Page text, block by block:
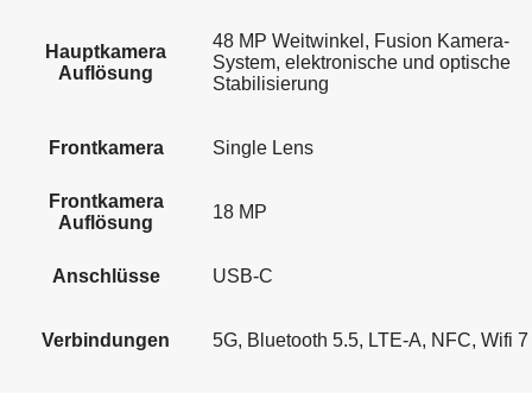
Hauptkamera
Auflösung
48 MP Weitwinkel, Fusion Kamera-
System, elektronische und optische
Stabilisierung
Frontkamera Single Lens
Frontkamera
Auflösung
18 MP
Anschlüsse USB-C
Verbindungen 5G, Bluetooth 5.5, LTE-A, NFC, Wifi 7